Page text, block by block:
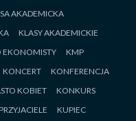
AKADEMICKA
KLASY AKADEMICKIE
KMP
KONCERT
KONFERENCJA
KOBIET
KONKURS
KUPIEC